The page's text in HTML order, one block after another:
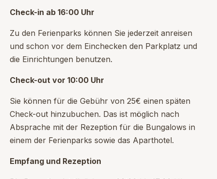
Check-in ab 16:00 Uhr
Zu den Ferienparks können Sie jederzeit anreisen
und schon vor dem Einchecken den Parkplatz und
die Einrichtungen benutzen.
Check-out vor 10:00 Uhr
Sie können für die Gebühr von 25€ einen späten
Check-out hinzubuchen. Das ist möglich nach
Absprache mit der Rezeption für die Bungalows in
einem der Ferienparks sowie das Aparthotel.
Empfang und Rezeption